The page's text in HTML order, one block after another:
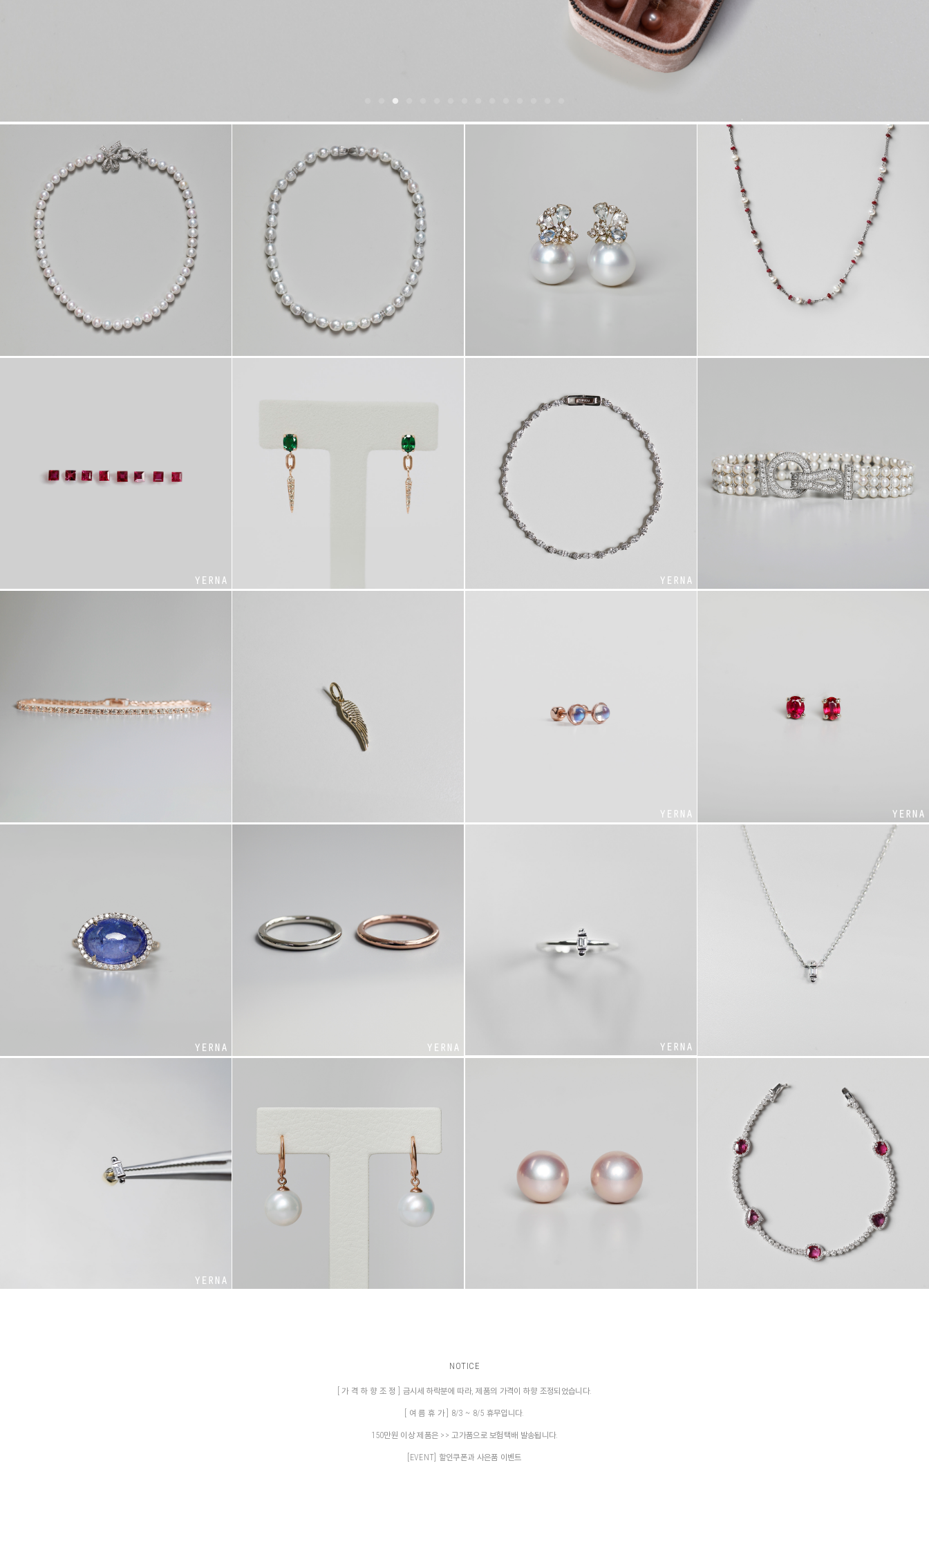
NOTICE
[ 가 격 하 향 조 정 ] 금시세 하락분에 따라, 제품의 가격이 하향 조정되었습니다.
[ 여 름 휴 가 ] 8/3 ~ 8/5 휴무입니다.
150만원 이상 제품은 >> 고가품으로 보험택배 발송됩니다.
[EVENT] 할인쿠폰과 사은품 이벤트